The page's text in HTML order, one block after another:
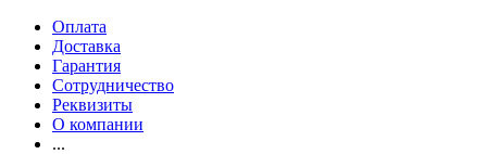
Оплата
Доставка
Гарантия
Сотрудничество
Реквизиты
О компании
...